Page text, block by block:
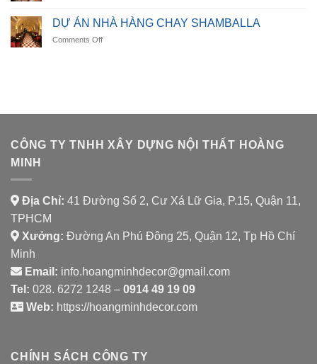
DINING
ÁN
NHÀ
HÀNG
DỰ ÁN NHÀ HÀNG CHAY SHAMBALLA
Comments Offon
CÔNG TY TNHH XÂY DỰNG NỘI THẤT HOÀNG
MINH
Địa Chỉ: 41 Đường Số 2, Cư Xá Lữ Gia, P.15, Quận 11,
TPHCM
Xưởng: Đường An Phú Đông 25, Quận 12, Tp Hồ Chí
Minh
Email: info.hoangminhdecor@gmail.com
Tel: 028. 6272 1248 – 0914 49 19 09
Web: https://hoangminhdecor.com
CHÍNH SÁCH CÔNG TY